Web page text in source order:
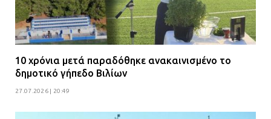
10 χρόνια μετά παραδόθηκε ανακαινισμένο το
δημοτικό γήπεδο Βιλίων
27.07.2026 | 20:49